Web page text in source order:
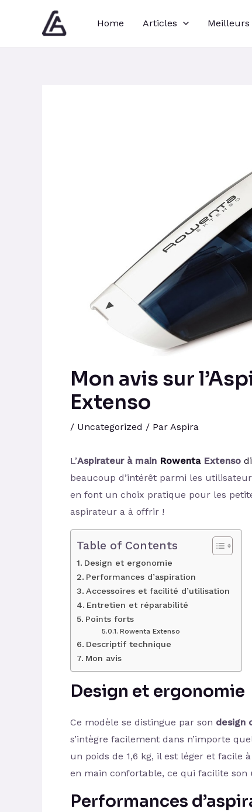
Home Articles Meilleurs
Mon avis sur
Extenso
/ Uncategorized / Par Aspira
L’Aspirateur à main RowentaExtenso
beaucoup d’intérêt parmi les
en font un choix pratique pour les
aspirateur a à offrir !
Table of Contents
Design et ergonomie
Performances d’aspiration
Accessoires et facilité d’utilisation
Entretien et réparabilité
Points forts
Rowenta Extenso
Descriptif technique
Mon avis
Design et ergonomie
Ce modèle se distingue par son design
s’intègre facilement dans n’importe
un poids de 1,6 kg, il est léger et facile
en main confortable, ce qui facilite son
Performances